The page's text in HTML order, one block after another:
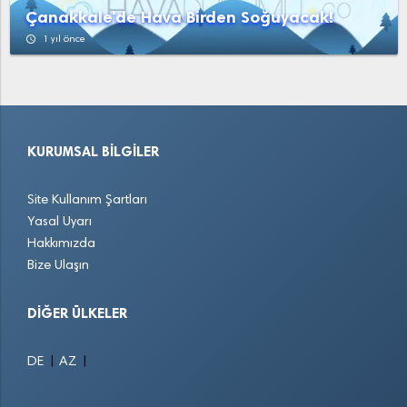
Çanakkale'de Hava Birden Soğuyacak!
access_time 1 yıl önce
KURUMSAL BILGILER
Site Kullanım Şartları
Yasal Uyarı
Hakkımızda
Bize Ulaşın
DIĞER ÜLKELER
DE AZ